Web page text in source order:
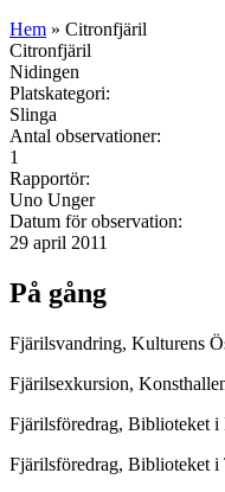
Hem » Citronfjäril
Citronfjäril
Nidingen
Platskategori:
Slinga
Antal observationer:
1
Rapportör:
Uno Unger
Datum för observation:
29 april 2011
På gång
Fjärilsvandring, Kulturens
Fjärilsexkursion,
Fjärilsföredrag, Biblioteket i
Fjärilsföredrag, Biblioteket i